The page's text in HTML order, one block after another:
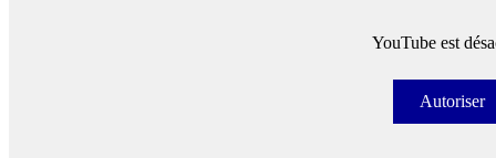
YouTube est
Autoriser